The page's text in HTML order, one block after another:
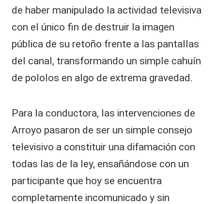
de haber manipulado la actividad televisiva
con el único fin de destruir la imagen
pública de su retoño frente a las pantallas
del canal, transformando un simple cahuín
de pololos en algo de extrema gravedad.
Para la conductora, las intervenciones de
Arroyo pasaron de ser un simple consejo
televisivo a constituir una difamación con
todas las de la ley, ensañándose con un
participante que hoy se encuentra
completamente incomunicado y sin